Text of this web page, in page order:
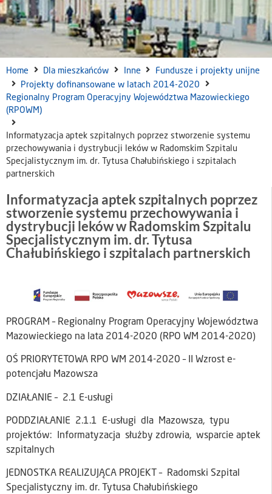
Home Dla mieszkańców Inne
Fundusze i projekty unijne
Projekty dofinansowane w latach 2014-2020
Regionalny Program Operacyjny Województwa Mazowieckiego
(RPOWM)
Informatyzacja aptek szpitalnych poprzez stworzenie systemu
przechowywania i dystrybucji leków w Radomskim Szpitalu
Specjalistycznym im. dr. Tytusa Chałubińskiego i szpitalach
partnerskich
Informatyzacja aptek szpitalnych poprzez
stworzenie systemu przechowywania i
dystrybucji leków w Radomskim Szpitalu
Specjalistycznym im. dr. Tytusa
Chałubińskiego i szpitalach partnerskich
PROGRAM – Regionalny Program Operacyjny Województwa
Mazowieckiego na lata 2014-2020 (RPO WM 2014-2020)
OŚ PRIORYTETOWA RPO WM 2014-2020 – II Wzrost e-
potencjału Mazowsza
DZIAŁANIE – 2.1 E-usługi
PODDZIAŁANIE 2.1.1 E-usługi dla Mazowsza, typu
projektów: Informatyzacja służby zdrowia, wsparcie aptek
szpitalnych
JEDNOSTKA REALIZUJĄCA PROJEKT – Radomski Szpital
Specjalistyczny im. dr. Tytusa Chałubińskiego